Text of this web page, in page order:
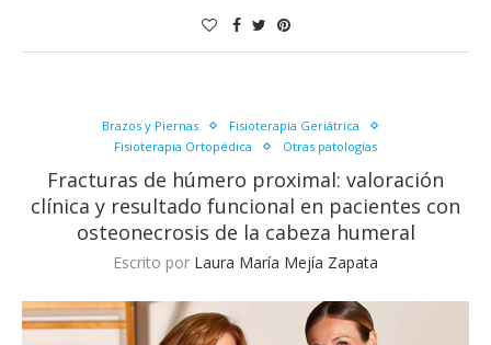
Brazos y Piernas
Fisioterapia Geriátrica
Fisioterapia Ortopédica
Otras patologías
Fracturas de húmero proximal: valoración
clínica y resultado funcional en pacientes con
osteonecrosis de la cabeza humeral
Escrito por Laura María Mejía Zapata